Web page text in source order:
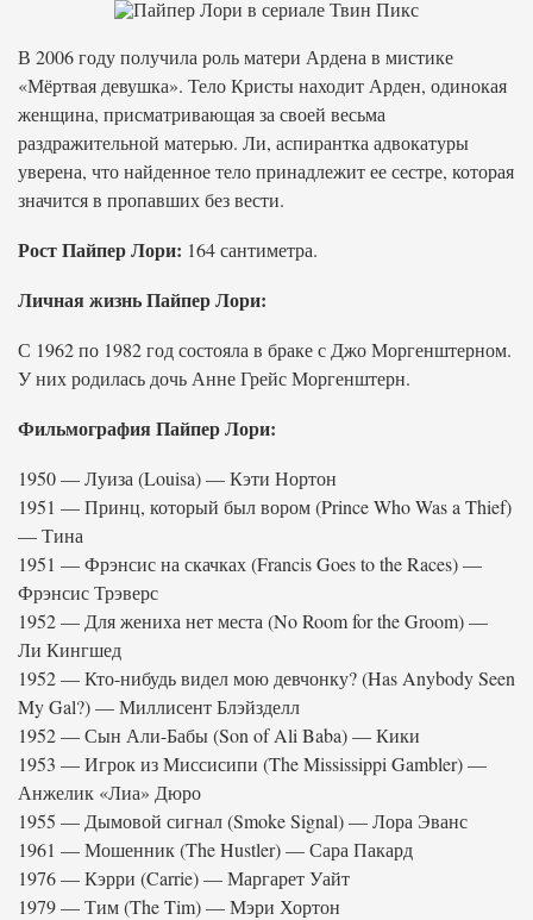
В 2006 году получила роль матери Ардена в мистике
«Мёртвая девушка». Тело Кристы находит Арден, одинокая
женщина, присматривающая за своей весьма
раздражительной матерью. Ли, аспирантка адвокатуры
уверена, что найденное тело принадлежит ее сестре, которая
значится в пропавших без вести.
Рост Пайпер Лори: 164 сантиметра.
Личная жизнь Пайпер Лори:
С 1962 по 1982 год состояла в браке с Джо Моргенштерном.
У них родилась дочь Анне Грейс Моргенштерн.
Фильмография Пайпер Лори:
1950 — Луиза (Louisa) — Кэти Нортон
1951 — Принц, который был вором (Prince Who Was a Thief)
— Тина
1951 — Фрэнсис на скачках (Francis Goes to the Races) —
Фрэнсис Трэверс
1952 — Для жениха нет места (No Room for the Groom) —
Ли Кингшед
1952 — Кто-нибудь видел мою девчонку? (Has Anybody Seen
My Gal?) — Миллисент Блэйзделл
1952 — Сын Али-Бабы (Son of Ali Baba) — Кики
1953 — Игрок из Миссисипи (The Mississippi Gambler) —
Анжелик «Лиа» Дюро
1955 — Дымовой сигнал (Smoke Signal) — Лора Эванс
1961 — Мошенник (The Hustler) — Сара Пакард
1976 — Кэрри (Carrie) — Маргарет Уайт
1979 — Тим (The Tim) — Мэри Хортон